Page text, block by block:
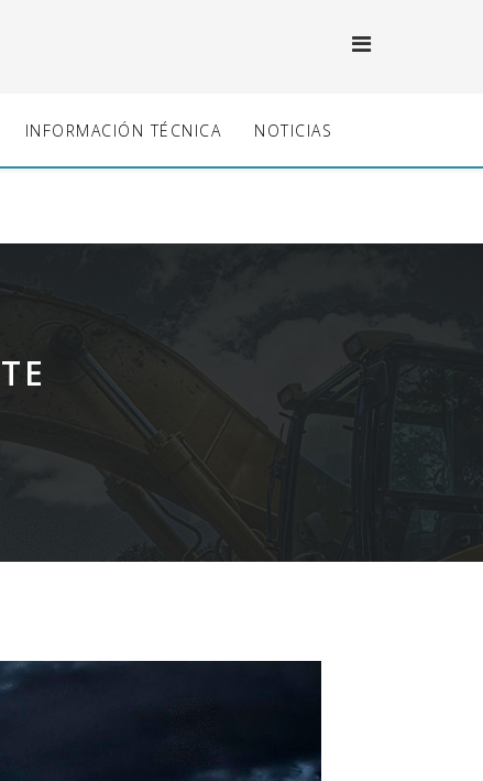
INFORMACIÓN TÉCNICA NOTICIAS